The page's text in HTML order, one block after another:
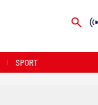
SPORT